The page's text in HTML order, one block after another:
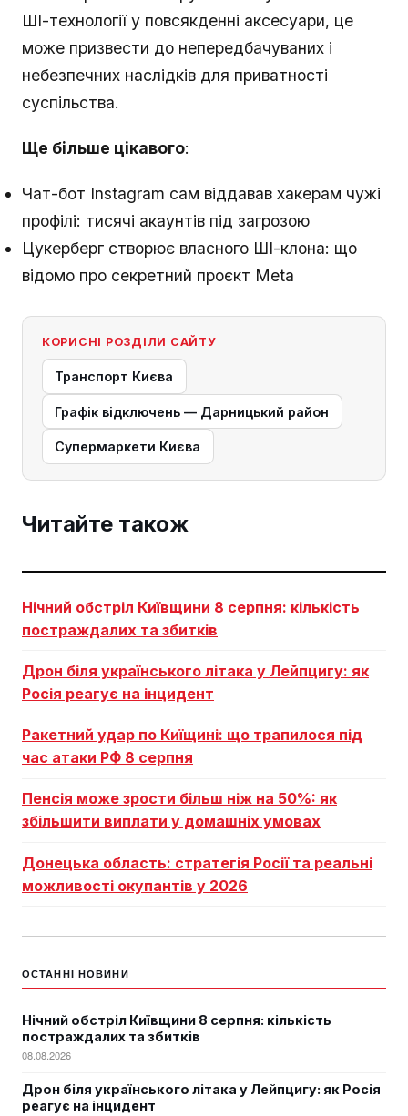
ШІ-технології у повсякденні аксесуари, це
може призвести до непередбачуваних і
небезпечних наслідків для приватності
суспільства.
Ще більше цікавого:
Чат-бот Instagram сам віддавав хакерам чужі
профілі: тисячі акаунтів під загрозою
Цукерберг створює власного ШІ-клона: що
відомо про секретний проєкт Meta
КОРИСНІ РОЗДІЛИ САЙТУ
Транспорт Києва
Графік відключень — Дарницький район
Супермаркети Києва
Читайте також
Нічний обстріл Київщини 8 серпня: кількість
постраждалих та збитків
Дрон біля українського літака у Лейпцигу: як
Росія реагує на інцидент
Ракетний удар по Киїщині: що трапилося під
час атаки РФ 8 серпня
Пенсія може зрости більш ніж на 50%: як
збільшити виплати у домашніх умовах
Донецька область: стратегія Росії та реальні
можливості окупантів у 2026
ОСТАННІ НОВИНИ
Нічний обстріл Київщини 8 серпня: кількість
постраждалих та збитків
08.08.2026
Дрон біля українського літака у Лейпцигу: як Росія
реагує на інцидент